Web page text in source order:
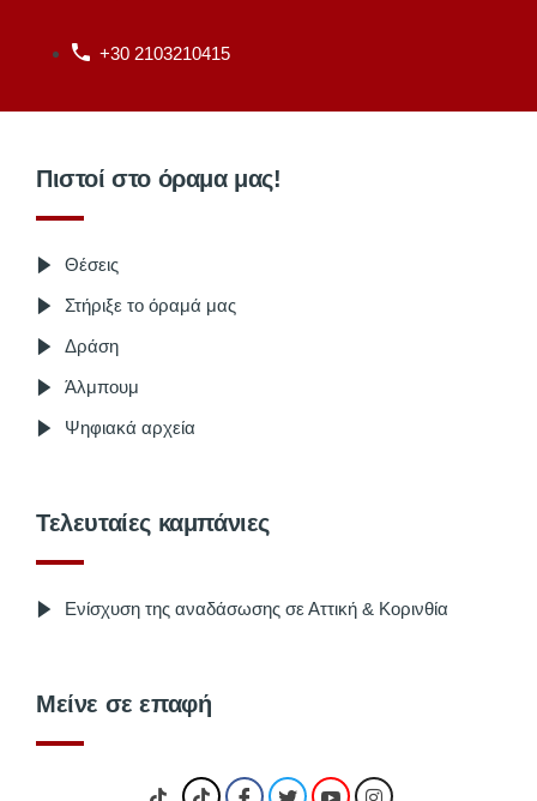
+30 2103210415
Πιστοί στο όραμα μας!
Θέσεις
Στήριξε το όραμά μας
Δράση
Άλμπουμ
Ψηφιακά αρχεία
Τελευταίες καμπάνιες
Ενίσχυση της αναδάσωσης σε Αττική & Κορινθία
Μείνε σε επαφή